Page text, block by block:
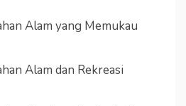
Alam yang Memukau
Alam dan Rekreasi